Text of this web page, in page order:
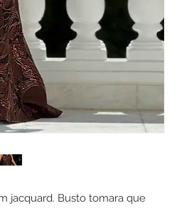
jacquard. Busto tomara que